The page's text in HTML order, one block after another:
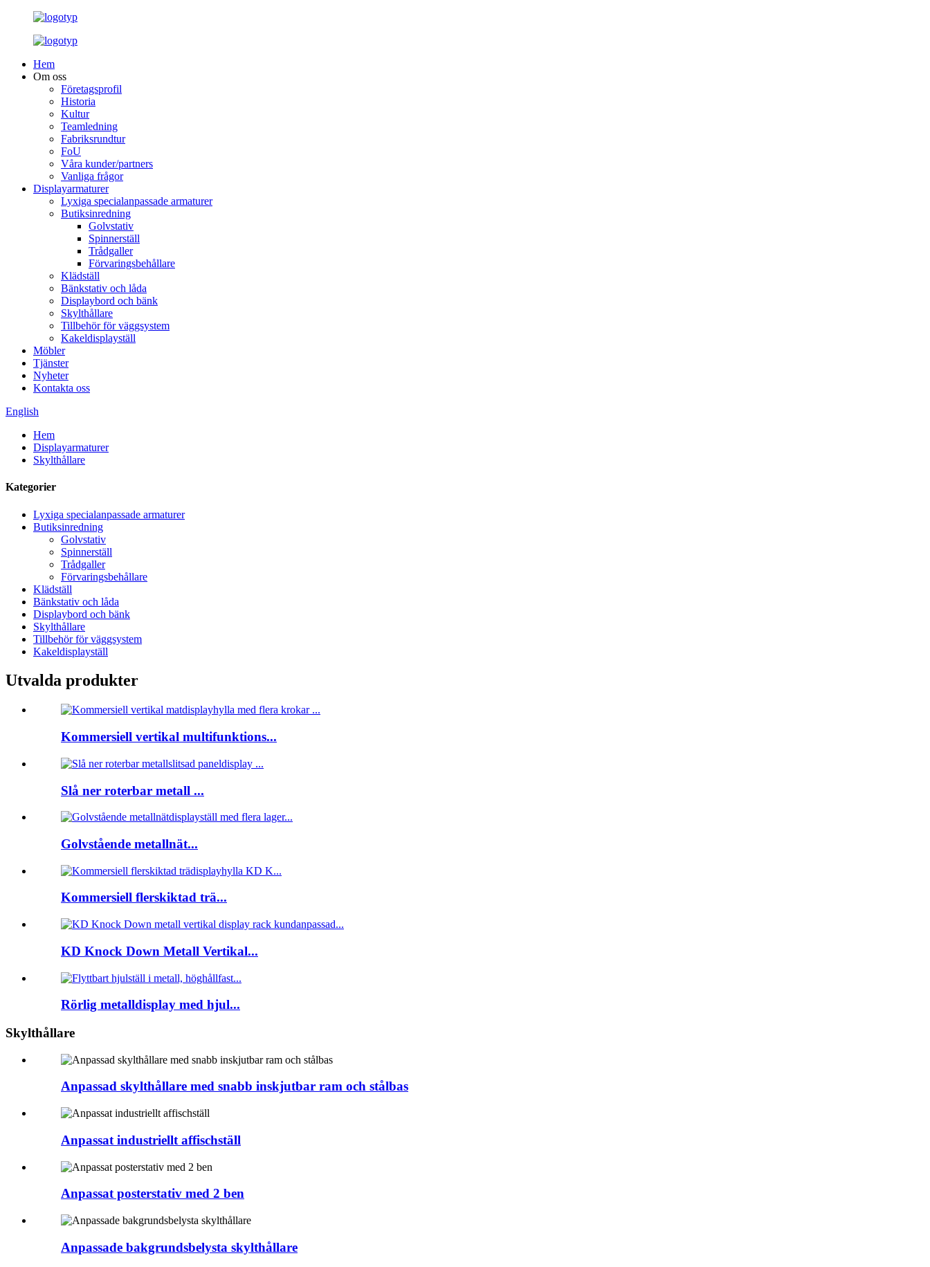
Hem
Om oss
Företagsprofil
Historia
Kultur
Teamledning
Fabriksrundtur
FoU
Våra kunder/partners
Vanliga frågor
Displayarmaturer
Lyxiga specialanpassade armaturer
Butiksinredning
Golvstativ
Spinnerställ
Trådgaller
Förvaringsbehållare
Klädställ
Bänkstativ och låda
Displaybord och bänk
Skylthållare
Tillbehör för väggsystem
Kakeldisplayställ
Möbler
Tjänster
Nyheter
Kontakta oss
English
Hem
Displayarmaturer
Skylthållare
Kategorier
Lyxiga specialanpassade armaturer
Butiksinredning
Golvstativ
Spinnerställ
Trådgaller
Förvaringsbehållare
Klädställ
Bänkstativ och låda
Displaybord och bänk
Skylthållare
Tillbehör för väggsystem
Kakeldisplayställ
Utvalda produkter
Kommersiell vertikal multifunktions...
Slå ner roterbar metall ...
Golvstående metallnät...
Kommersiell flerskiktad trä...
KD Knock Down Metall Vertikal...
Rörlig metalldisplay med hjul...
Skylthållare
Anpassad skylthållare med snabb inskjutbar ram och stålbas
Anpassat industriellt affischställ
Anpassat posterstativ med 2 ben
Anpassade bakgrundsbelysta skylthållare